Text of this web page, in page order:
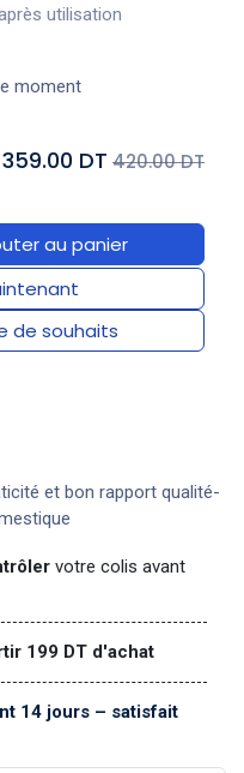
utilisation
moment
au panier
de souhaits
359.00 DT 420.00 DT
et bon rapport qualité-
votre colis avant
199 DT d'achat
14 jours – satisfait